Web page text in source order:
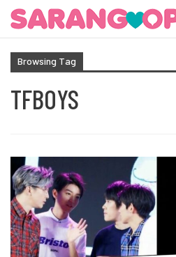
Browsing Tag
TFBOYS